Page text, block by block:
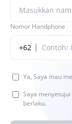
Nomor Handphone
+62
Ya, Saya mau
Saya menyetujui
berlaku.